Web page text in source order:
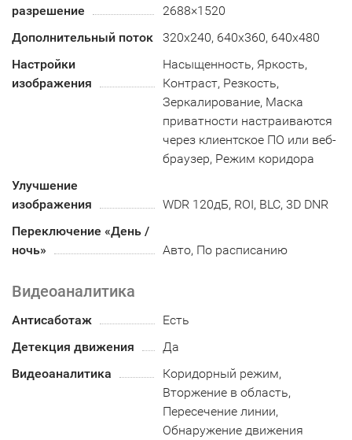
разрешение
2688×1520
Дополнительный поток
320x240, 640x360, 640x480
Настройки
изображения
Насыщенность, Яркость,
Контраст, Резкость,
Зеркалирование, Маска
приватности настраиваются
через клиентское ПО или веб-
браузер, Режим коридора
Улучшение
изображения
WDR 120дБ, ROI, BLC, 3D DNR
Переключение «День /
ночь»
Авто, По расписанию
Видеоаналитика
Антисаботаж
Есть
Детекция движения
Да
Видеоаналитика
Коридорный режим,
Вторжение в область,
Пересечение линии,
Обнаружение движения